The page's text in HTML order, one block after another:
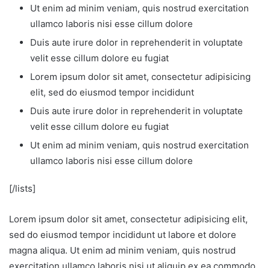
Ut enim ad minim veniam, quis nostrud exercitation
ullamco laboris nisi esse cillum dolore
Duis aute irure dolor in reprehenderit in voluptate
velit esse cillum dolore eu fugiat
Lorem ipsum dolor sit amet, consectetur adipisicing
elit, sed do eiusmod tempor incididunt
Duis aute irure dolor in reprehenderit in voluptate
velit esse cillum dolore eu fugiat
Ut enim ad minim veniam, quis nostrud exercitation
ullamco laboris nisi esse cillum dolore
[/lists]
Lorem ipsum dolor sit amet, consectetur adipisicing elit,
sed do eiusmod tempor incididunt ut labore et dolore
magna aliqua. Ut enim ad minim veniam, quis nostrud
exercitation ullamco laboris nisi ut aliquip ex ea commodo